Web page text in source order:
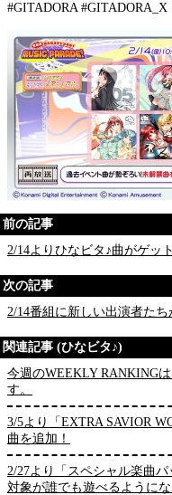
#GITADORA #GITADORA_X
前の記事
2/14よりひなビタ♪曲がゲッ
次の記事
2/14番組に新しい出演者たち
関連記事 (ひなビタ♪)
今週のWEEKLY RANKING
す。
3/5より「EXTRA SAVIOR
曲を追加！
2/27より「スペシャル楽曲
対象が誰でも遊べるようにな